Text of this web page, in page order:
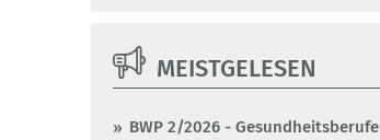
MEISTGELESEN
BWP 2/2026 - Gesundheitsberufe